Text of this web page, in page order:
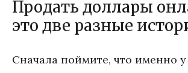
Продать доллары
это две разные
Сначала поймите, что именно